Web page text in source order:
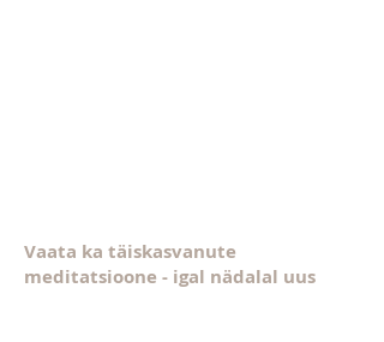
Vaata ka täiskasvanute
meditatsioone - igal nädalal uus